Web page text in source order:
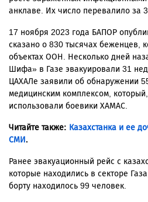
анклаве. Их число перевалило за
17 ноября 2023 года БАПОР
сказано о 830 тысячах беженцев,
объектах ООН. Несколько дней
Шифа» в Газе эвакуировали 31
ЦАХАЛе заявили об обнаружении
медицинским комплексом,
использовали боевики ХАМАС.
Читайте также: Казахстанка и ее
СМИ.
Ранее эвакуационный рейс с
которые находились в секторе
борту находилось 99 человек.